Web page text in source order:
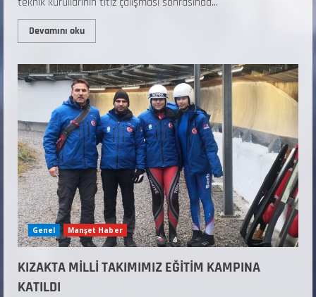
Devamını oku
Genel Manşet Haber
KIZAKTA MİLLİ TAKIMIMIZ EĞİTİM KAMPINA
KATILDI